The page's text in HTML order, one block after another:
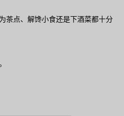
茶点、解馋小食还是下酒菜都十分